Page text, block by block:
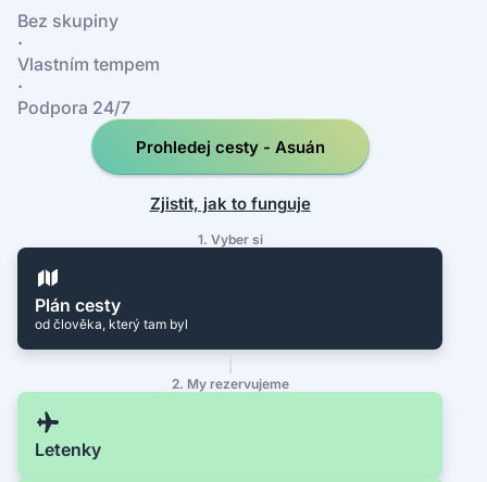
Bez skupiny
·
Vlastním tempem
·
Podpora 24/7
Prohledej cesty - Asuán
Zjistit, jak to funguje
1. Vyber si
Plán cesty
od člověka, který tam byl
2. My rezervujeme
Letenky